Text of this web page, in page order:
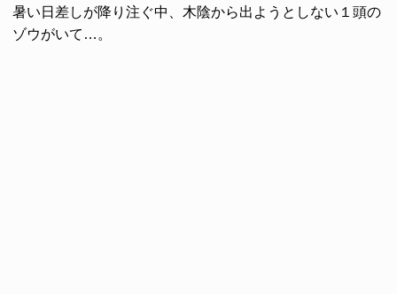
暑い日差しが降り注ぐ中、木陰から出ようとしない１頭の
ゾウがいて…。